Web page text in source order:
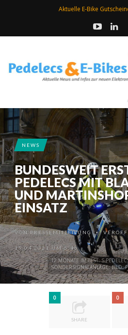
Aktuelle E-Bike
12 MONATE IM TEST: S-
SONDERSIGNALANLAGE; BILD:
NEWS
BUNDESWEIT
PEDELECS MIT
UND
EINSATZ
VON PRESSEMITTEILUNG •
15.04.2021 UM 6:46
0
SHARE
0